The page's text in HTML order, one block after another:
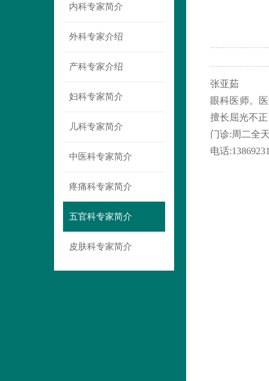
内科专家简介
外科专家介绍
产科专家介绍
妇科专家简介
儿科专家简介
中医科专家简介
疼痛科专家简介
五官科专家简介
皮肤科专家简介
张亚茹
眼科医师。
擅长屈光不
门诊:周二全
电话